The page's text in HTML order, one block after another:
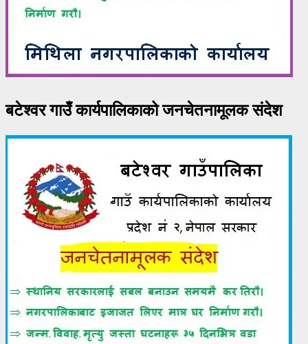
बटेश्वर गाउँ कार्यपालिकाको जनचेतनामूलक संदेश